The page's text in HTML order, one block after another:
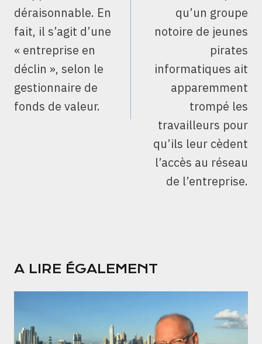
déraisonnable. En
fait, il s’agit d’une
« entreprise en
déclin », selon le
gestionnaire de
fonds de valeur.
qu’un groupe
notoire de jeunes
pirates
informatiques ait
apparemment
trompé les
travailleurs pour
qu’ils leur cèdent
l’accès au réseau
de l’entreprise.
A LIRE ÉGALEMENT